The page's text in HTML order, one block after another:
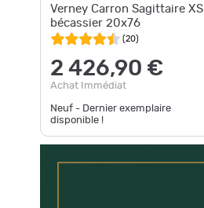
Verney Carron Sagittaire XS
bécassier 20x76
(20)
2 426,90 €
Achat Immédiat
Neuf - Dernier exemplaire
disponible !